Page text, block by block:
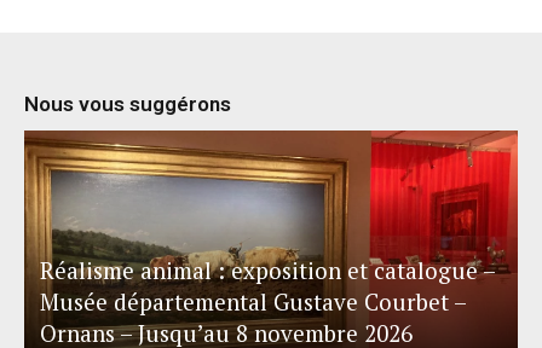
Nous vous suggérons
Réalisme animal : exposition et catalogue –
Musée départemental Gustave Courbet –
Ornans – Jusqu’au 8 novembre 2026